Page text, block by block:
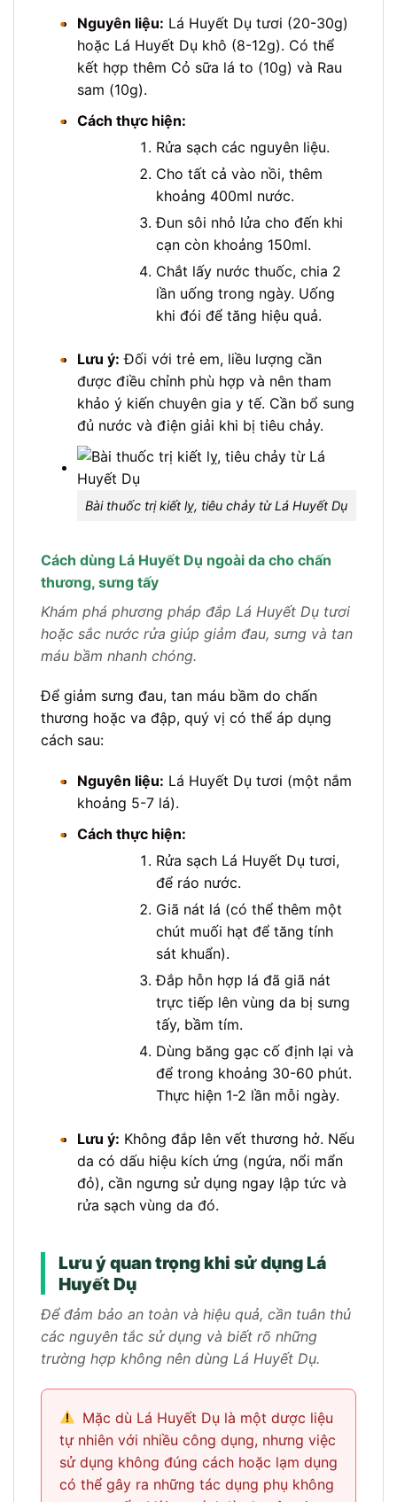
• Nguyên liệu: Lá Huyết Dụ tươi (20-30g)
hoặc Lá Huyết Dụ khô (8-12g). Có thể
kết hợp thêm Cỏ sữa lá to (10g) và Rau
sam (10g).
•
Cách thực hiện:
Rửa sạch các nguyên liệu.
Cho tất cả vào nồi, thêm
khoảng 400ml nước.
Đun sôi nhỏ lửa cho đến khi
cạn còn khoảng 150ml.
Chắt lấy nước thuốc, chia 2
lần uống trong ngày. Uống
khi đói để tăng hiệu quả.
• Lưu ý: Đối với trẻ em, liều lượng cần
được điều chỉnh phù hợp và nên tham
khảo ý kiến chuyên gia y tế. Cần bổ sung
đủ nước và điện giải khi bị tiêu chảy.
Bài thuốc trị kiết lỵ, tiêu chảy từ Lá Huyết Dụ
Cách dùng Lá Huyết Dụ ngoài da cho chấn
thương, sưng tấy
Khám phá phương pháp đắp Lá Huyết Dụ tươi
hoặc sắc nước rửa giúp giảm đau, sưng và tan
máu bầm nhanh chóng.
Để giảm sưng đau, tan máu bầm do chấn
thương hoặc va đập, quý vị có thể áp dụng
cách sau:
• Nguyên liệu: Lá Huyết Dụ tươi (một nắm
khoảng 5-7 lá).
•
Cách thực hiện:
Rửa sạch Lá Huyết Dụ tươi,
để ráo nước.
Giã nát lá (có thể thêm một
chút muối hạt để tăng tính
sát khuẩn).
Đắp hỗn hợp lá đã giã nát
trực tiếp lên vùng da bị sưng
tấy, bầm tím.
Dùng băng gạc cố định lại và
để trong khoảng 30-60 phút.
Thực hiện 1-2 lần mỗi ngày.
• Lưu ý: Không đắp lên vết thương hở. Nếu
da có dấu hiệu kích ứng (ngứa, nổi mẩn
đỏ), cần ngưng sử dụng ngay lập tức và
rửa sạch vùng da đó.
Lưu ý quan trọng khi sử dụng Lá
Huyết Dụ
Để đảm bảo an toàn và hiệu quả, cần tuân thủ
các nguyên tắc sử dụng và biết rõ những
trường hợp không nên dùng Lá Huyết Dụ.
Mặc dù Lá Huyết Dụ là một dược liệu
tự nhiên với nhiều công dụng, nhưng việc
sử dụng không đúng cách hoặc lạm dụng
có thể gây ra những tác dụng phụ không